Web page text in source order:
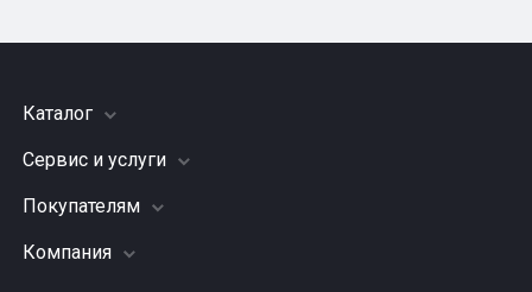
Каталог
Шины
Грузовые шины
Диски
Сервис и услуги
Заправка кондиционера
Подвеска (ходовая часть)
Покупателям
Акции
Компания